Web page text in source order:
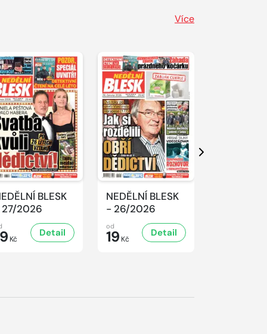
Více
BLESK
2026
Kč
Detail
NEDĚLNÍ BLESK
- 26/2026
od
19 Kč
Detail
Další